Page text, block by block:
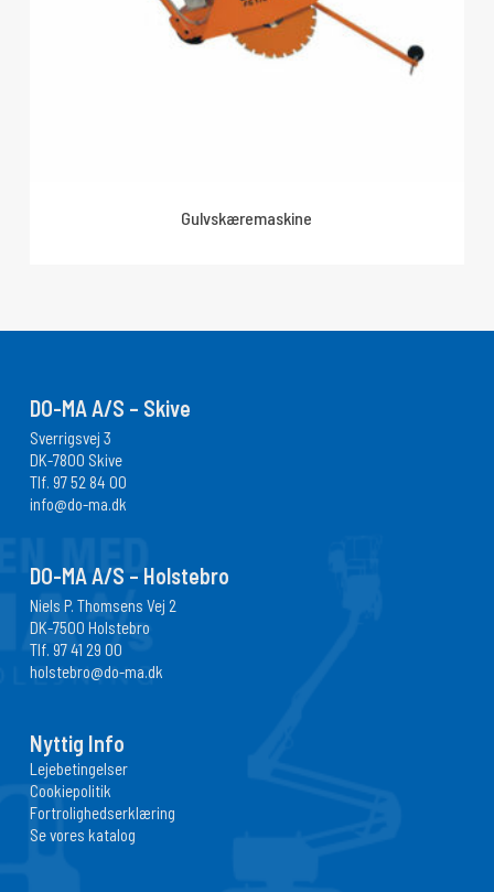
Gulvskæremaskine
DO-MA A/S – Skive
Sverrigsvej 3
DK-7800 Skive
Tlf. 97 52 84 00
info@do-ma.dk
DO-MA A/S – Holstebro
Niels P. Thomsens Vej 2
DK-7500 Holstebro
Tlf. 97 41 29 00
holstebro@do-ma.dk
Nyttig Info
Lejebetingelser
Cookiepolitik
Fortrolighedserklæring
Se vores katalog